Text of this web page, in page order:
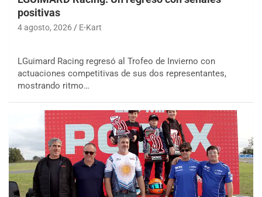
positivas
4 agosto, 2026 E-Kart
LGuimard Racing regresó al Trofeo de Invierno con
actuaciones competitivas de sus dos representantes,
mostrando ritmo…